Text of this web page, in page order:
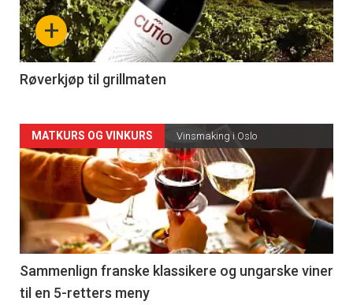
nå
-
4
+
Røverkjøp til grillmaten
Forsiden
akkurat
nå
-
5
MATKURS OG VINKURS Vinsmaking i Oslo
Sammenlign franske klassikere og ungarske viner
til en 5-retters meny